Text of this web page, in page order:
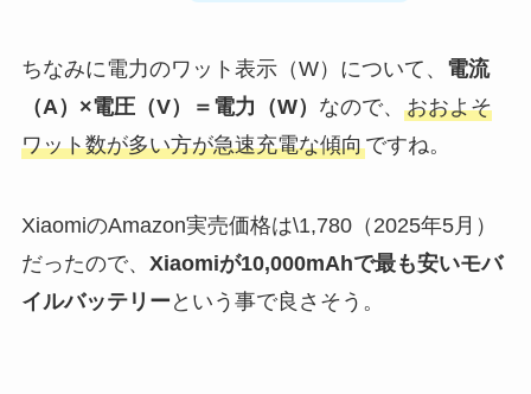
ちなみに電力のワット表示（W）について、 電流
（A）×電圧（V）＝電力（W） なので、 おおよそ
ワット数が多い方が急速充電な傾向ですね。
XiaomiのAmazon実売価格は\1,780（2025年5月）
だったので、 Xiaomiが10,000mAhで最も安いモバ
イルバッテリー という事で良さそう。